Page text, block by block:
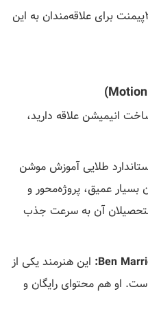
خدمات تخصصی است که ما در ۲۰پیمنت برای علاقه‌مندان به این
انیمیشن علاقه دارید،
طلایی آموزش موشن
عمیق، پروژه‌محور و
آن به سرعت جذب
Ben این هنرمند یکی از
او هم محتوای رایگان و